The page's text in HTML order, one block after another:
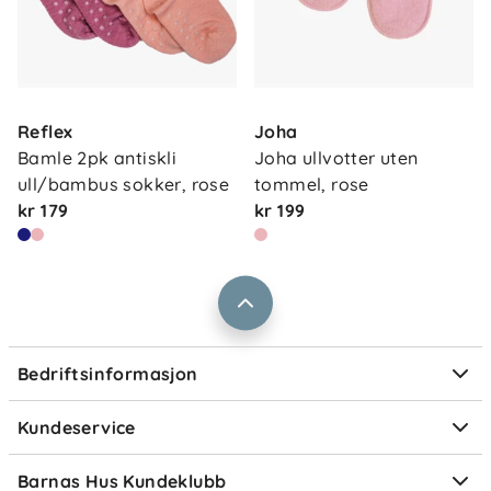
Reflex
Bamle 2pk antiskli
ull/bambus sokker, rose
kr 179
Joha
Joha ullvotter uten
tommel, rose
kr 199
Bedriftsinformasjon
Våre butikker
Vårt samfunnsansvar
Jobbe i Barnas Hus
Størrelsesguider
Kundeservice
Frakt og levering
Retur og reklamasjon
Salgsbetingelser
Ofte stilte spørsmål
Om Klarna
Barnas Hus Kundeklubb
Medlemsvilkår